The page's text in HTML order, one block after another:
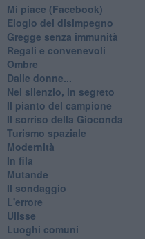
Mi piace (Facebook)
Elogio del disimpegno
Gregge senza immunità
Regali e convenevoli
Ombre
Dalle donne...
Nel silenzio, in segreto
Il pianto del campione
Il sorriso della Gioconda
Turismo spaziale
Modernità
In fila
Mutande
Il sondaggio
L'errore
Ulisse
Luoghi comuni